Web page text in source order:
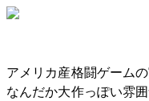
アメリカ産格闘ゲームの
なんだか大作っぽい雰